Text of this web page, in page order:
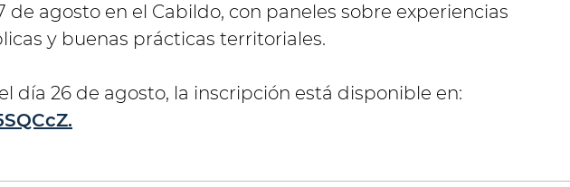
de agosto en el Cabildo, con paneles sobre experiencias
y buenas prácticas territoriales.
día 26 de agosto, la inscripción está disponible en: